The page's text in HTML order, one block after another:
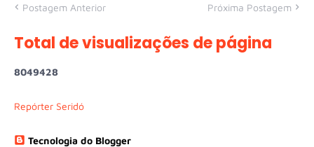
Postagem Anterior Próxima Postagem
Total de visualizações de página
8049428
Repórter Seridó
Tecnologia do Blogger